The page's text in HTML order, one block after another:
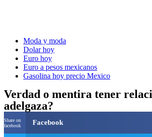
Moda y moda
Dolar hoy
Euro hoy
Euro a pesos mexicanos
Gasolina hoy precio Mexico
Verdad o mentira tener
adelgaza?
Share on
facebook
Facebook